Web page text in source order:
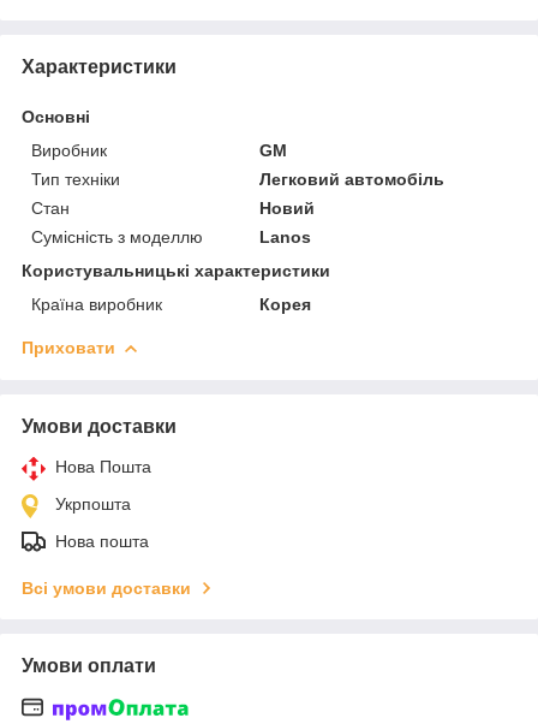
Характеристики
Основні
Виробник
GM
Тип техніки
Легковий автомобіль
Стан
Новий
Сумісність з моделлю
Lanos
Користувальницькі характеристики
Країна виробник
Корея
Приховати
Умови доставки
Нова Пошта
Укрпошта
Нова пошта
Всі умови доставки
Умови оплати